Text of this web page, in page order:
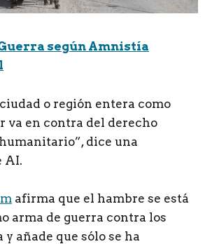
según Amnistía
o región entera como
va en contra del derecho
dice una
AI.
afirma que el hambre se está
arma de guerra contra los
y añade que sólo se ha